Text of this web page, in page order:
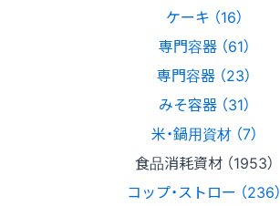
ケーキ （16）
専門容器 （61）
専門容器 （23）
みそ容器 （31）
米・鍋用資材 （7）
食品消耗資材 （1953）
コップ・ストロー （236）